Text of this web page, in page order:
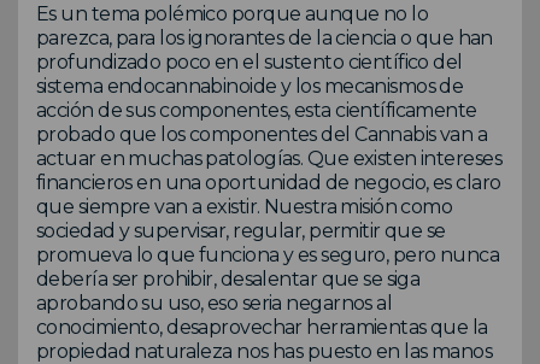
Es un tema polémico porque aunque no lo
parezca, para los ignorantes de la ciencia o que han
profundizado poco en el sustento científico del
sistema endocannabinoide y los mecanismos de
acción de sus componentes, esta científicamente
probado que los componentes del Cannabis van a
actuar en muchas patologías. Que existen intereses
financieros en una oportunidad de negocio, es claro
que siempre van a existir. Nuestra misión como
sociedad y supervisar, regular, permitir que se
promueva lo que funciona y es seguro, pero nunca
debería ser prohibir, desalentar que se siga
aprobando su uso, eso seria negarnos al
conocimiento, desaprovechar herramientas que la
propiedad naturaleza nos has puesto en las manos